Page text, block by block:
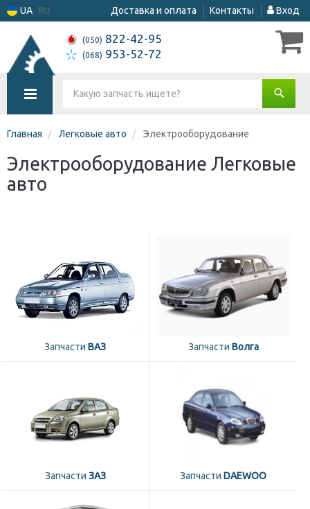
UA RU Доставка и оплата Контакты Вход
(050) 822-42-95
(068) 953-52-72
Главная Легковые авто Электрооборудование
Электрооборудование Легковые
авто
Запчасти ВАЗ Запчасти Волга
Запчасти ЗАЗ Запчасти DAEWOO